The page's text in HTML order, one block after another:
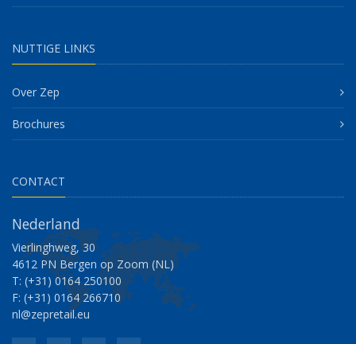
NUTTIGE LINKS
Over Zep
Brochures
CONTACT
Nederland
Vierlinghweg, 30
4612 PN Bergen op Zoom (NL)
T: (+31) 0164 250100
F: (+31) 0164 266710
nl@zepretail.eu